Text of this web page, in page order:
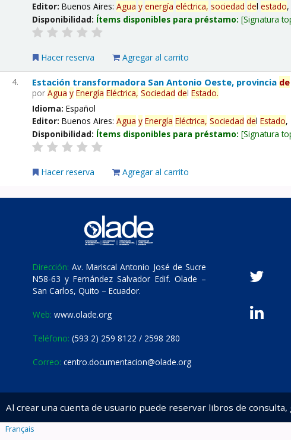
Editor:Buenos Aires:Agua y energía eléctrica, sociedad delestado
Disponibilidad: Ítems disponibles para préstamo: Signatura
Hacer reserva Agregar al carrito
4. Estación transformadora San Antonio Oeste, provincia de
porAgua y Energía Eléctrica, Sociedad delEstado.
Idioma:Español
Editor:Buenos Aires:Agua y Energía Eléctrica, Sociedad delEstado,
Disponibilidad: Ítems disponibles para préstamo: Signatura
Hacer reserva Agregar al carrito
Dirección: Av. Mariscal Antonio José de Sucre
N58-63 y Fernández Salvador Edif. Olade –
San Carlos, Quito – Ecuador.
Web: www.olade.org
Teléfono: (593 2) 259 8122 / 2598 280
Correo: centro.documentacion@olade.org
Al crear una cuenta de usuario puede reservar libros de
Français